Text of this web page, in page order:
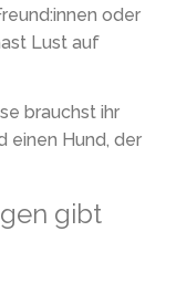
oder
Lust auf
brauchst ihr
einen Hund, der
gibt